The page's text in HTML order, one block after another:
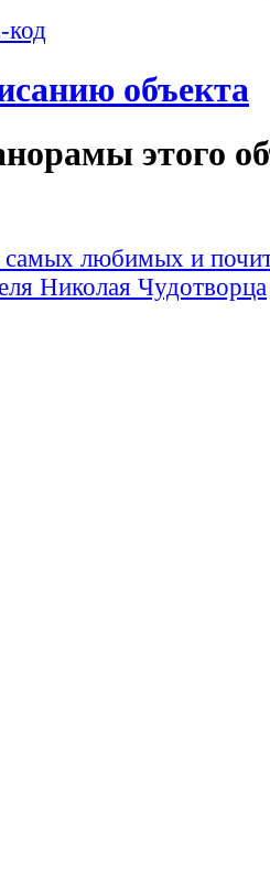
код
объекта
этого
самых любимых и
Николая Чудотворца